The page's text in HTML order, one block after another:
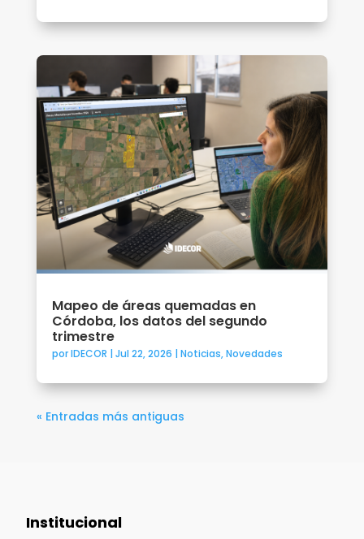
Mapeo de áreas quemadas en
Córdoba, los datos del segundo
trimestre
porIDECOR | Jul 22, 2026 | Noticias,Novedades
« Entradas más antiguas
Institucional